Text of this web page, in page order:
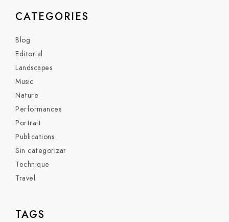
CATEGORIES
Blog
Editorial
Landscapes
Music
Nature
Performances
Portrait
Publications
Sin categorizar
Technique
Travel
TAGS